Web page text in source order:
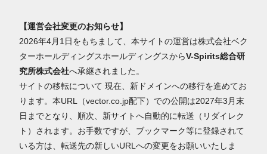
【運営会社変更のお知らせ】
2026年4月1日をもちまして、本サイトの運営は株式会社ベク
ターホールディングスホールディングスからV-Spirits総合研
究所株式会社へ承継されました。
サイトの移転について 現在、新ドメインへの移行を進めてお
ります。本URL（vector.co.jp配下）での公開は2027年3月末
日までとなり、順次、新サイトへ自動的に転送（リダイレク
ト）されます。お手数ですが、ブックマーク等に登録されて
いる方は、転送先の新しいURLへの変更をお願いいたしま